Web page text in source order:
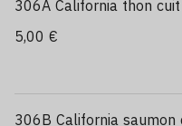
306A California thon
5,00 €
306B California saumon